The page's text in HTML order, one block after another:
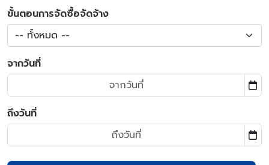
ขั้นตอนการจัดซื้อจัดจ้าง
-- ทั้งหมด --
จากวันที่
ถึงวันที่